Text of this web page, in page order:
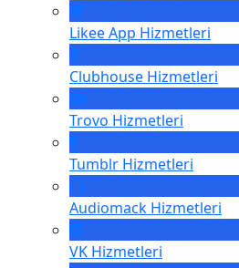
Likee App Hizmetleri
Clubhouse Hizmetleri
Trovo Hizmetleri
Tumblr Hizmetleri
Audiomack Hizmetleri
VK Hizmetleri